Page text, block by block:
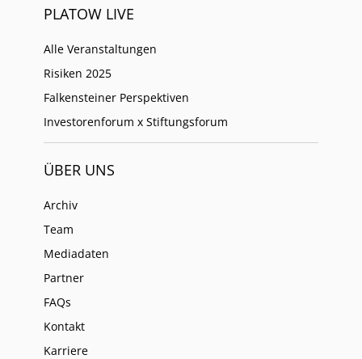
PLATOW LIVE
Alle Veranstaltungen
Risiken 2025
Falkensteiner Perspektiven
Investorenforum x Stiftungsforum
ÜBER UNS
Archiv
Team
Mediadaten
Partner
FAQs
Kontakt
Karriere